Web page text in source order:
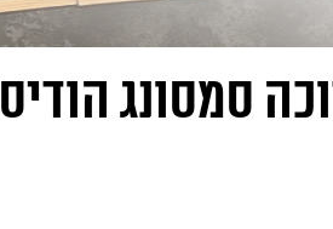
סמסונג הודיס